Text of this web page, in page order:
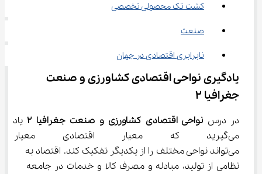
کشت تک محصولی تخصصی
صنعت
نابرابری اقتصادی در جهان
یادگیری نواحی اقتصادی کشاورزی و صنعت
جغرافیا ۲
در درس نواحی اقتصادی کشاورزی و صنعت جغرافیا ۲ یاد
می‌گیرید که معیار اقتصادی
می‌تواند نواحی مختلف را از یکدیگر تفکیک کند. اقتصاد به
نظامی از تولید، مبادله و مصرف کالا و خدمات در جامعه